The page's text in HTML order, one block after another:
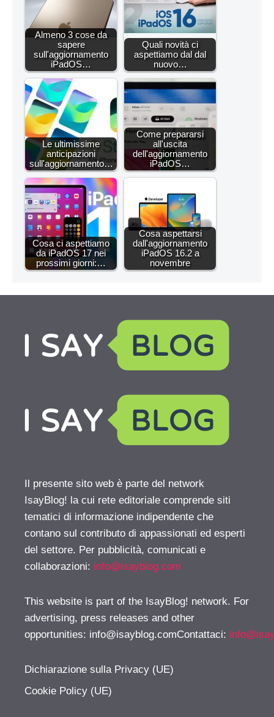
Almeno 3 cose da
sapere
sull'aggiornamento
iPadOS…
Quali novità ci
aspettiamo dal dal
nuovo…
Le ultimissime
anticipazioni
sull'aggiornamento…
Come prepararsi
all'uscita
dell'aggiornamento
iPadOS…
Cosa ci aspettiamo
da iPadOS 17 nei
prossimi giorni:…
Cosa aspettarsi
dall'aggiornamento
iPadOS 16.2 a
novembre
Il presente sito web è parte del network
IsayBlog! la cui rete editoriale comprende siti
tematici di informazione indipendente che
contano sul contributo di appassionati ed esperti
del settore. Per pubblicità, comunicati e
collaborazioni: info@isayblog.com
This website is part of the IsayBlog! network. For
advertising, press releases and other
opportunities: info@isayblog.comContattaci:
Dichiarazione sulla Privacy (UE)
Cookie Policy (UE)